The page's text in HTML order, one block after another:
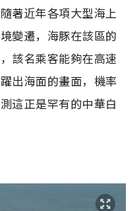
著近年各項大型海上
變遷，海豚在該區的
該名乘客能夠在高速
出海面的畫面，機率
這正是罕有的中華白